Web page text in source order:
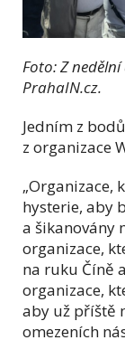
Foto: Z
PrahaIN.cz.
Jedním z
z organizace
„Organizace,
hysterie, aby
a šikanovány
organizace,
na ruku Číně
organizace,
aby už příště
omezeních